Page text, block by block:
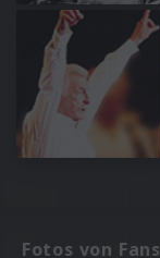
Fotos von Fans